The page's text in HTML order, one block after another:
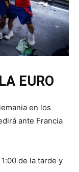
EURO
en los
ante Francia
de la tarde y